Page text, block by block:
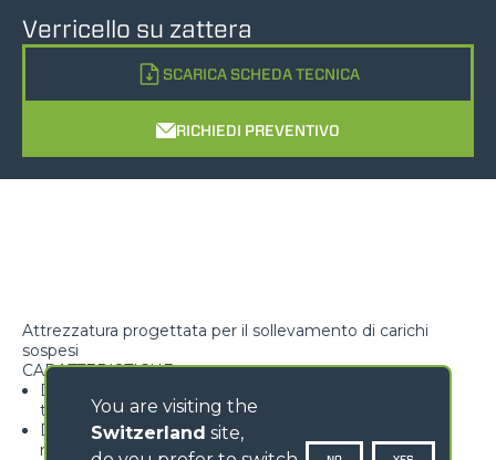
Verricello su zattera
SCARICA SCHEDA TECNICA
RICHIEDI PREVENTIVO
Attrezzatura progettata per il sollevamento di carichi
sospesi
CARATTERISTICHE
Dotato di premifune per garantire l’aderenza fune-
tamburo
Disponibile supporto per trasporto verricello su
macchina (solo alcuni modelli – opzionale)
You are visiting the
Switzerland site,